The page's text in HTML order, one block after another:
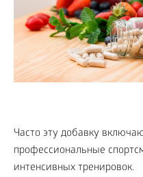
Часто эту добавку
профессиональные
интенсивных тренировок.